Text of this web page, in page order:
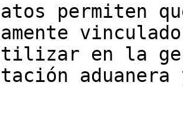
permiten
en la